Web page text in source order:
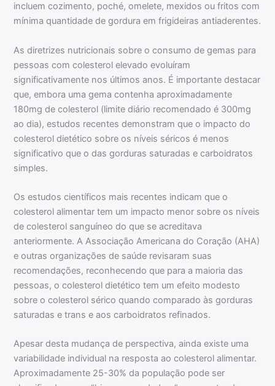
incluem cozimento, poché, omelete, mexidos ou fritos com
mínima quantidade de gordura em frigideiras antiaderentes.
As diretrizes nutricionais sobre o consumo de gemas para
pessoas com colesterol elevado evoluíram
significativamente nos últimos anos. É importante destacar
que, embora uma gema contenha aproximadamente
180mg de colesterol (limite diário recomendado é 300mg
ao dia), estudos recentes demonstram que o impacto do
colesterol dietético sobre os níveis séricos é menos
significativo que o das gorduras saturadas e carboidratos
simples.
Os estudos científicos mais recentes indicam que o
colesterol alimentar tem um impacto menor sobre os níveis
de colesterol sanguíneo do que se acreditava
anteriormente. A Associação Americana do Coração (AHA)
e outras organizações de saúde revisaram suas
recomendações, reconhecendo que para a maioria das
pessoas, o colesterol dietético tem um efeito modesto
sobre o colesterol sérico quando comparado às gorduras
saturadas e trans e aos carboidratos refinados.
Apesar desta mudança de perspectiva, ainda existe uma
variabilidade individual na resposta ao colesterol alimentar.
Aproximadamente 25-30% da população pode ser